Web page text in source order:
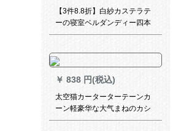
【3件8.8折】白紗カステラテ
ーの寝室ベルダンディー四本
爪フーク(米黄)幅3.0*高2.7 m
￥ 838 円(税込)
太空猫カーターターテーンカ
ーン軽豪华な大气まねのカシ
ミヤの绿のツメに合せた遮光